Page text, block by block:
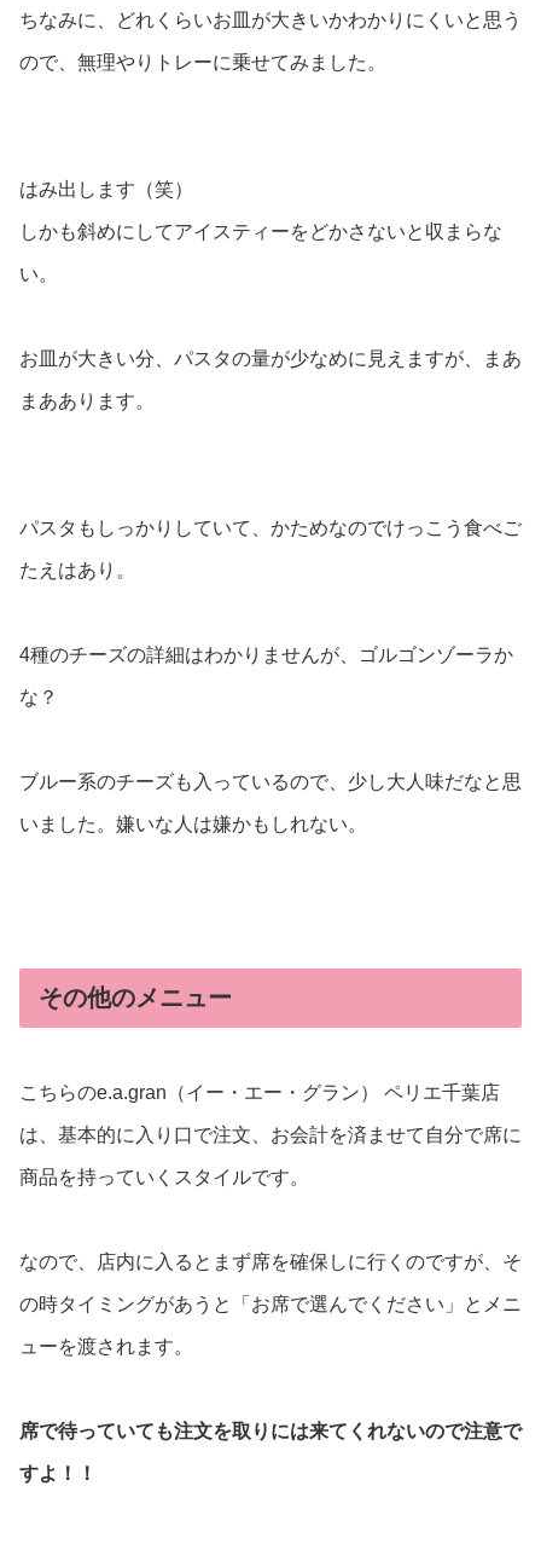
ちなみに、どれくらいお皿が大きいかわかりにくいと思う
ので、無理やりトレーに乗せてみました。
はみ出します（笑）
しかも斜めにしてアイスティーをどかさないと収まらな
い。
お皿が大きい分、パスタの量が少なめに見えますが、まあ
まああります。
パスタもしっかりしていて、かためなのでけっこう食べご
たえはあり。
4種のチーズの詳細はわかりませんが、ゴルゴンゾーラか
な？
ブルー系のチーズも入っているので、少し大人味だなと思
いました。嫌いな人は嫌かもしれない。
その他のメニュー
こちらのe.a.gran（イー・エー・グラン） ペリエ千葉店
は、基本的に入り口で注文、お会計を済ませて自分で席に
商品を持っていくスタイルです。
なので、店内に入るとまず席を確保しに行くのですが、そ
の時タイミングがあうと「お席で選んでください」とメニ
ューを渡されます。
席で待っていても注文を取りには来てくれないので注意で
すよ！！